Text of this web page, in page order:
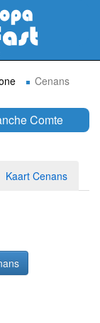
Cenans
Comte
Kaart Cenans